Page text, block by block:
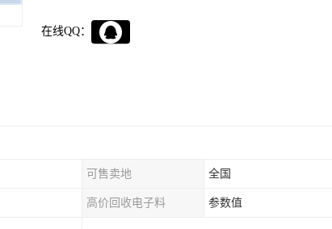
在线QQ：
可售卖地 全国
高价回收电子料 参数值